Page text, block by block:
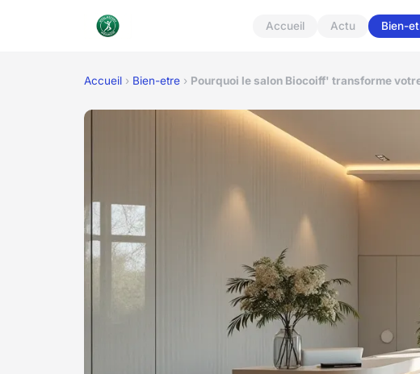
Accueil Actu Bien-
Accueil › Bien-etre › Pourquoi le salon Biocoiff' transforme